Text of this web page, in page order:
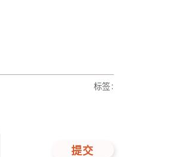
提交
标签: